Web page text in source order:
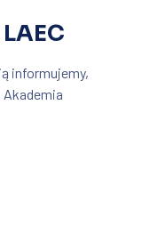
informujemy,